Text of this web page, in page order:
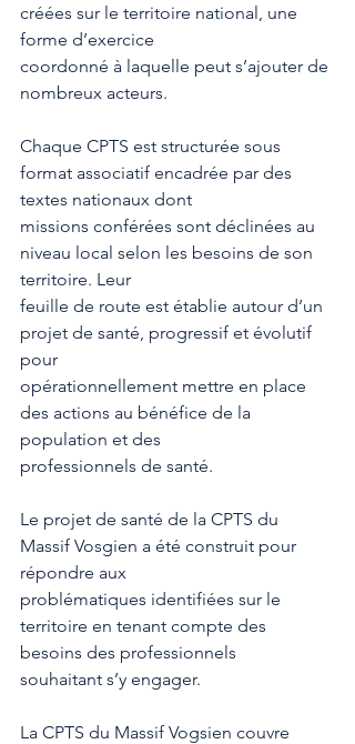
créées sur le territoire national, une
forme d’exercice
coordonné à laquelle peut s’ajouter de
nombreux acteurs.
Chaque CPTS est structurée sous
format associatif encadrée par des
textes nationaux dont
missions conférées sont déclinées au
niveau local selon les besoins de son
territoire. Leur
feuille de route est établie autour d’un
projet de santé, progressif et évolutif
pour
opérationnellement mettre en place
des actions au bénéfice de la
population et des
professionnels de santé.
Le projet de santé de la CPTS du
Massif Vosgien a été construit pour
répondre aux
problématiques identifiées sur le
territoire en tenant compte des
besoins des professionnels
souhaitant s’y engager.
La CPTS du Massif Vogsien couvre